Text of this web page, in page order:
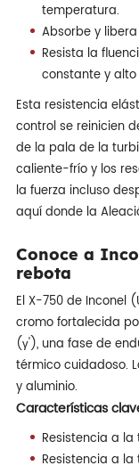
temperatura.
Absorbe y
Resista la
constante y alto
Esta resistencia
control se reinicien
de la pala de la
caliente-frío y los
la fuerza incluso
aquí donde la
Conoce a
rebota
El X-750 de Inconel
cromo fortalecida
(γ'), una fase de
térmico cuidadoso.
y aluminio.
Características
Resistencia a la
Resistencia a